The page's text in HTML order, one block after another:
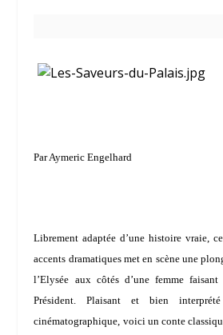
Par Aymeric Engelhard
Librement adaptée d’une histoire vraie,
accents dramatiques met en scène une
l’Elysée aux côtés d’une femme
Président. Plaisant et bien
cinématographique, voici un conte